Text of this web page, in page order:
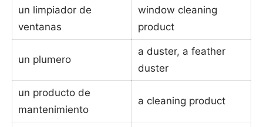
un limpiador de
ventanas
window cleaning
product
un plumero
a duster, a feather
duster
un producto de
mantenimiento
a cleaning product